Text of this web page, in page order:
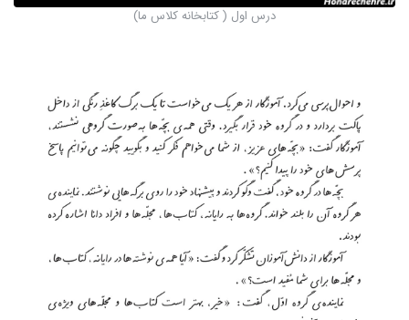
درس اول ( كتابخانه كلاس ما)